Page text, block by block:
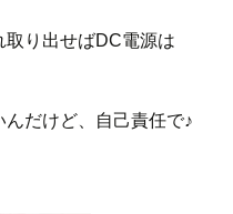
取り出せばDC電源は
だけど、自己責任で♪